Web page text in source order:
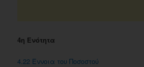
4η Ενότητα
4.22 Έννοια του Ποσοστού